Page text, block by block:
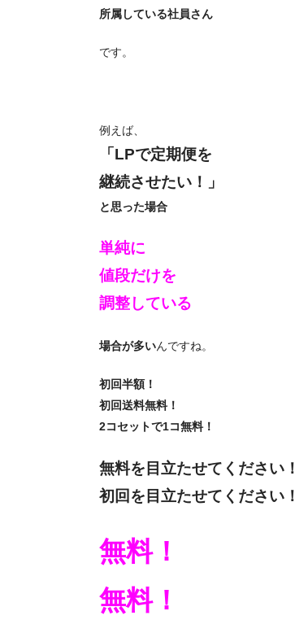
所属している社員さん
です。
例えば、
「LPで定期便を
継続させたい！」
と思った場合
単純に
値段だけを
調整している
場合が多いんですね。
初回半額！
初回送料無料！
2コセットで1コ無料！
無料を目立たせてください！
初回を目立たせてください！
無料！
無料！